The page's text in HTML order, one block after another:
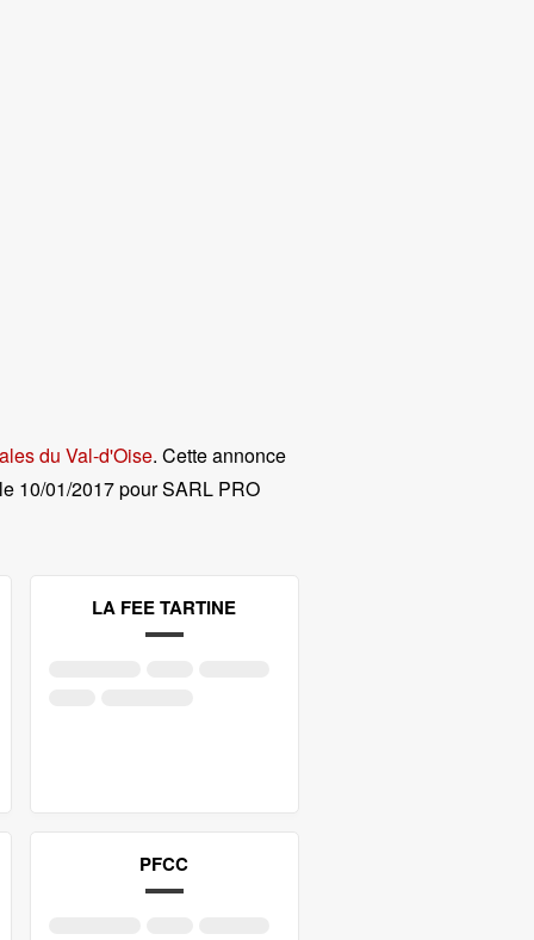
du Val-d'Oise. Cette annonce
10/01/2017 pour SARL PRO
LA FEE TARTINE
PFCC